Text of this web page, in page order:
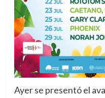
Ayer se presentó el